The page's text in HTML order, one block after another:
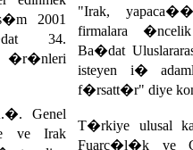
"Irak,
firmalara
Ba�dat
isteyen i�
f�rsatt�r" diye
T�rkiye ulusal
Fuarc�l�k ve
2001
34.
�r�nleri
Genel
ve Irak